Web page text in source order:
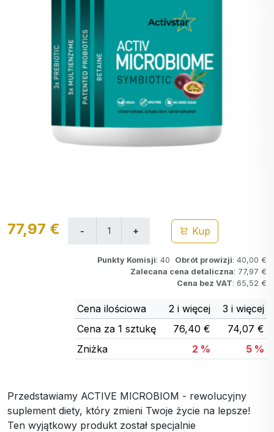
77,97 € Kup
Punkty Komisji: 40 Obrót prowizji: 40,00 €
Zalecana cena detaliczna: 77,97 €
Cena bez VAT: 65,52 €
Cena ilościowa 2 i więcej
3 i więcej
Cena za 1 sztukę
76,40 €
74,07 €
Zniżka
2 % 5 %
Przedstawiamy ACTIVE MICROBIOM - rewolucyjny
suplement diety, który zmieni Twoje życie na lepsze!
Ten wyjątkowy produkt został specjalnie